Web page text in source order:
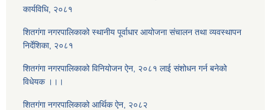
कार्यविधि, २०८१
शितगंगा नगरपालिकाको स्थानीय पूर्वाधार आयोजना संचालन तथा व्यवस्थापन
निर्देशिका, २०८१
शितगंगा नगरपालिकाको विनियोजन ऐन, २०८१ लाई संशोधन गर्न बनेको
विधेयक ।।।
शितगंगा नगरपालिकाको आर्थिक ऐन, २०८२